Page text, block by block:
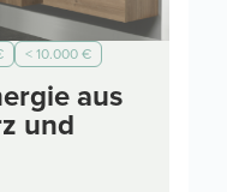
< 10.000 €
aus
und